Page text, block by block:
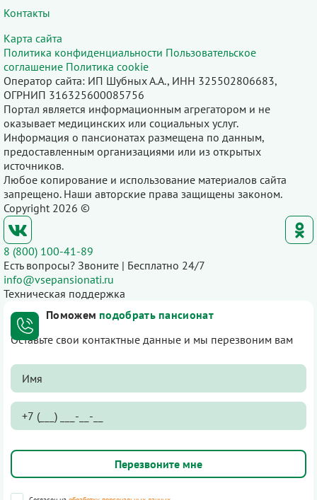
Контакты
Карта сайта
Политика конфиденциальности Пользовательское
соглашение Политика cookie
Оператор сайта: ИП Шубных А.А., ИНН 325502806683,
ОГРНИП 316325600085756
Портал является информационным агрегатором и не
оказывает медицинских или социальных услуг.
Информация о пансионатах размещена по данным,
предоставленным организациями или из открытых
источников.
Любое копирование и использование материалов сайта
запрещено. Наши авторские права защищены законом.
Copyright 2026 ©
8 (800) 100-41-89
Есть вопросы? Звоните | Бесплатно 24/7
info@vsepansionati.ru
Техническая поддержка
Поможем подобрать пансионат
Оставьте свои контактные данные и мы перезвоним вам